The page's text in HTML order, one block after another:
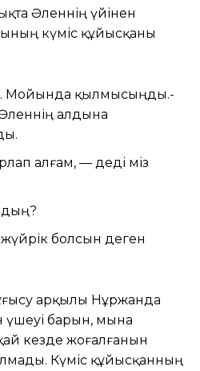
Әленнің үйінен
күміс құйысқаны
Мойында қылмысыңды.-
алдына
алғам, — деді міз
болсын деген
арқылы Нұржанда
үшеуі барын, мына
кезде жоғалғанын
Күміс құйысқанның